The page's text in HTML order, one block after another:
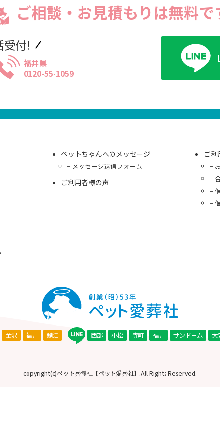
ご相談・お見積もりは無料で
受付!
福井県
0120-55-1059
ペットちゃんへのメッセージ
メッセージ送信フォーム
ご利用者様の声
ご利
金沢 福井 鯖江 西部 小松 寺町 福井 サンドーム 大
copyright(c)ペット葬儀社【ペット愛葬社】.All Rights Reserved.